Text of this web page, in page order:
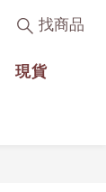
找商品
現貨